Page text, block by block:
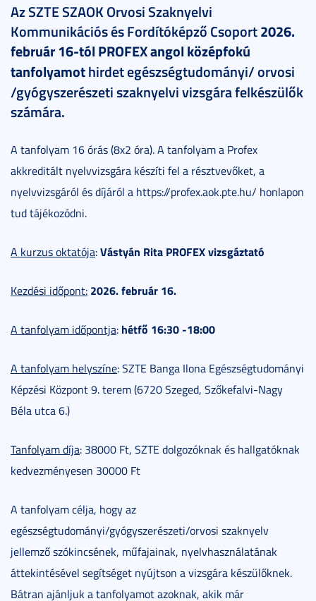
Az SZTE SZAOK Orvosi Szaknyelvi
Kommunikációs és Fordítóképző Csoport2026.
február 16-tól PROFEX angol középfokú
tanfolyamothirdet egészségtudományi/ orvosi
/gyógyszerészeti szaknyelvi vizsgára felkészülők
számára.
A tanfolyam 16 órás (8x2 óra). A tanfolyam a Profex
akkreditált nyelvvizsgára készíti fel a résztvevőket, a
nyelvvizsgáról és díjáról a https://profex.aok.pte.hu/ honlapon
tud tájékozódni.
A kurzus oktatója:Vástyán Rita PROFEX vizsgáztató
Kezdési időpont: 2026. február 16.
A tanfolyam időpontja: hétfő 16:30 -18:00
A tanfolyam helyszíne: SZTE Banga Ilona Egészségtudományi
Képzési Központ 9. terem (6720 Szeged, Szőkefalvi-Nagy
Béla utca 6.)
Tanfolyam díja: 38000 Ft, SZTE dolgozóknak és hallgatóknak
kedvezményesen 30000 Ft
A tanfolyam célja, hogy az
egészségtudományi/gyógyszerészeti/orvosi szaknyelv
jellemző szókincsének, műfajainak, nyelvhasználatának
áttekintésével segítséget nyújtson a vizsgára készülőknek.
Bátran ajánljuk a tanfolyamot azoknak, akik már